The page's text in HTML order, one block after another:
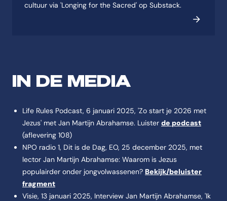
cultuur via 'Longing for the Sacred' op Substack.
IN DE MEDIA
Life Rules Podcast, 6 januari 2025, 'Zo start je 2026 met
Jezus' met Jan Martijn Abrahamse. Luister de podcast
(aflevering 108)
NPO radio 1, Dit is de Dag, EO, 25 december 2025, met
lector Jan Martijn Abrahamse: Waarom is Jezus
populairder onder jongvolwassenen? Bekijk/beluister
fragment
Visie, 13 januari 2025, Interview Jan Martijn Abrahamse, 'Ik